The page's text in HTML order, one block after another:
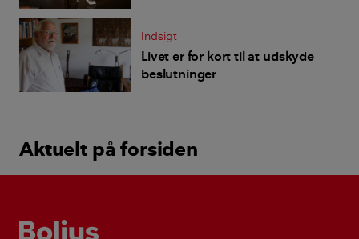
Indsigt
Livet er for kort til at udskyde
beslutninger
Aktuelt på forsiden
Bolius